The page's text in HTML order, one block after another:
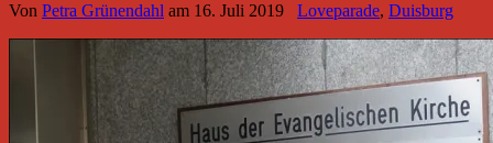
Von Petra Grünendahl am 16. Juli 2019 Loveparade, Duisburg